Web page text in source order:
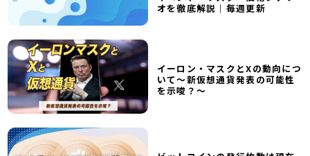
オを徹底解説｜毎週更新
イーロン・マスクとXの動向につ
いて～新仮想通貨発表の可能性
を示唆？～